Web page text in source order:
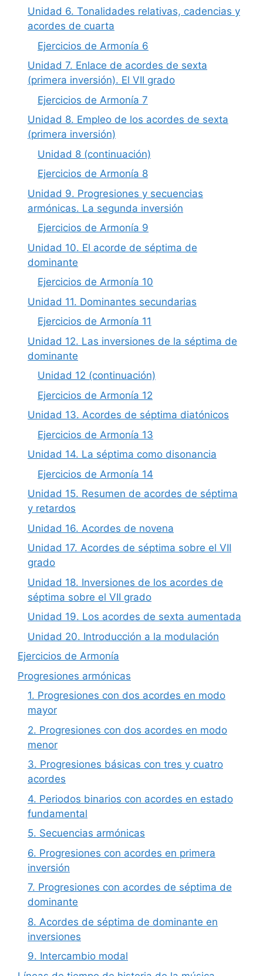
Unidad 6. Tonalidades relativas, cadencias y
acordes de cuarta
Ejercicios de Armonía 6
Unidad 7. Enlace de acordes de sexta
(primera inversión). El VII grado
Ejercicios de Armonía 7
Unidad 8. Empleo de los acordes de sexta
(primera inversión)
Unidad 8 (continuación)
Ejercicios de Armonía 8
Unidad 9. Progresiones y secuencias
armónicas. La segunda inversión
Ejercicios de Armonía 9
Unidad 10. El acorde de séptima de
dominante
Ejercicios de Armonía 10
Unidad 11. Dominantes secundarias
Ejercicios de Armonía 11
Unidad 12. Las inversiones de la séptima de
dominante
Unidad 12 (continuación)
Ejercicios de Armonía 12
Unidad 13. Acordes de séptima diatónicos
Ejercicios de Armonía 13
Unidad 14. La séptima como disonancia
Ejercicios de Armonía 14
Unidad 15. Resumen de acordes de séptima
y retardos
Unidad 16. Acordes de novena
Unidad 17. Acordes de séptima sobre el VII
grado
Unidad 18. Inversiones de los acordes de
séptima sobre el VII grado
Unidad 19. Los acordes de sexta aumentada
Unidad 20. Introducción a la modulación
Ejercicios de Armonía
Progresiones armónicas
1. Progresiones con dos acordes en modo
mayor
2. Progresiones con dos acordes en modo
menor
3. Progresiones básicas con tres y cuatro
acordes
4. Periodos binarios con acordes en estado
fundamental
5. Secuencias armónicas
6. Progresiones con acordes en primera
inversión
7. Progresiones con acordes de séptima de
dominante
8. Acordes de séptima de dominante en
inversiones
9. Intercambio modal